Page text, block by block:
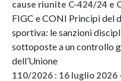
cause riunite C-424/24 e
FIGC e CONI Principi del
sportiva: le sanzioni
sottoposte a un controllo
dell’Unione
110/2026 : 16 luglio 2026